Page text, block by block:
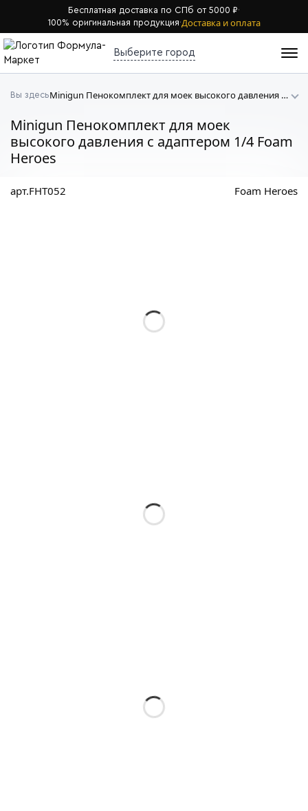
Бесплатная доставка по СПб от 5000 ₽·
100% оригинальная продукция·Доставка и оплата
Выберите город
Вы здесь Minigun Пенокомплект для моек высокого давления c адаптером 1/4 Foam Heroes
Minigun Пенокомплект для моек
высокого давления c адаптером 1/4 Foam
Heroes
арт.FHT052 Foam Heroes